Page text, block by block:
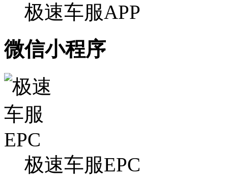
极速车服APP
微信小程序
极速车服EPC